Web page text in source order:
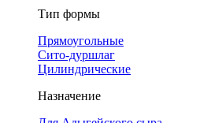
Тип формы
Прямоугольные
Сито-дуршлаг
Цилиндрические
Назначение